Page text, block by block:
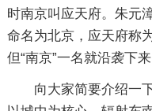
时南京叫应天府。朱元
命名为北京，应天府称
但“南京”一名就沿袭下来
向大家简要介绍一